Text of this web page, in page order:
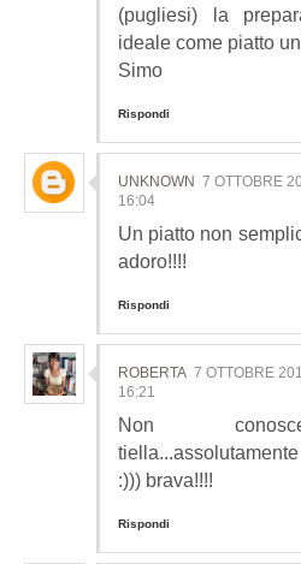
(pugliesi) la
ideale come piatto
Simo
Rispondi
UNKNOWN 7 OTTOBRE
16:04
Un piatto non
adoro!!!!
Rispondi
ROBERTA 7 OTTOBRE
16:21
Non
:))) brava!!!!
Rispondi